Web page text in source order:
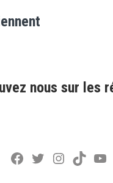
nous sur les
Facebook
Twitter
Instagram
TikTok